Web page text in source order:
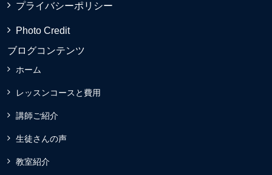
プライバシーポリシー
Photo Credit
ブログコンテンツ
ホーム
レッスンコースと費用
講師ご紹介
生徒さんの声
教室紹介